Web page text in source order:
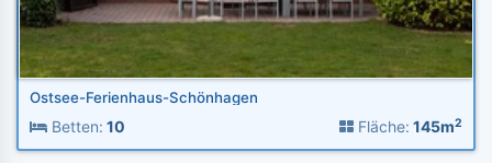
Ostsee-Ferienhaus-Schönhagen
Betten: 10 Fläche: 145m2